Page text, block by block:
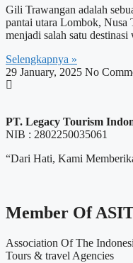
Gili Trawangan adalah
pantai utara Lombok, Nusa
menjadi salah satu destinasi
Selengkapnya »
29 January, 2025 No
PT. Legacy Tourism
NIB : 2802250035061
“Dari Hati, Kami
Member Of
Association Of The
Tours & travel Agencies